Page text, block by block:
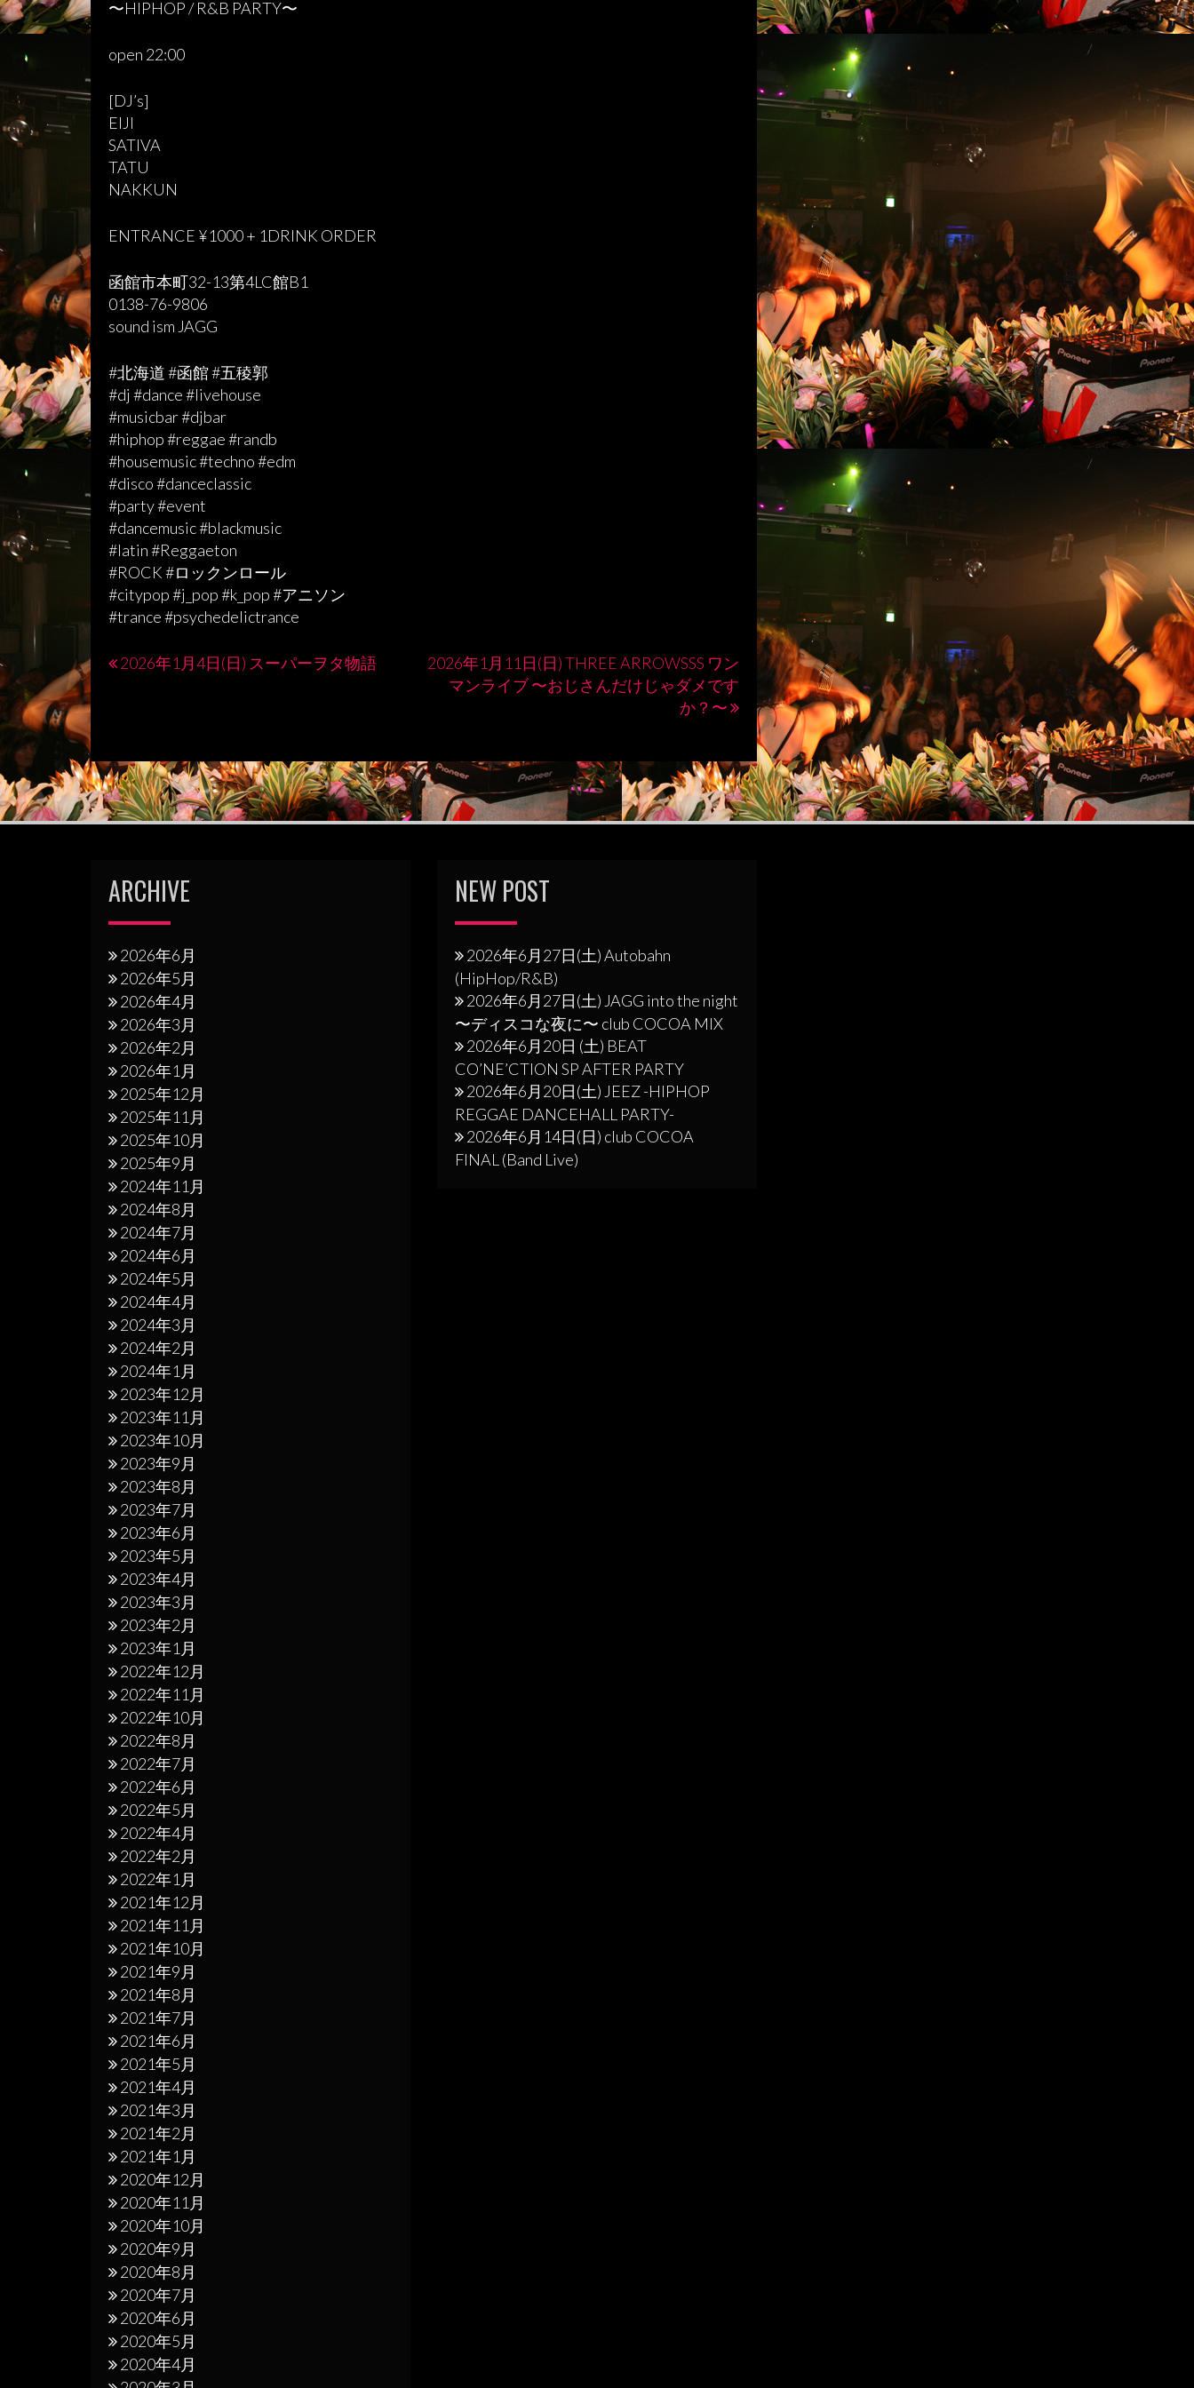
〜HIPHOP / R&B PARTY〜
open 22:00
[DJ’s]
EIJI
SATIVA
TATU
NAKKUN
ENTRANCE ¥1000 + 1DRINK ORDER
函館市本町32-13第4LC館B1
0138-76-9806
sound ism JAGG
#北海道 #函館 #五稜郭
#dj #dance #livehouse
#musicbar #djbar
#hiphop #reggae #randb
#housemusic #techno #edm
#disco #danceclassic
#party #event
#dancemusic #blackmusic
#latin #Reggaeton
#ROCK #ロックンロール
#citypop #j_pop #k_pop #アニソン
#trance #psychedelictrance
ビ
ゲ
ー
ョ
ン
2026年1月4日(日) スーパーヲタ物語
2026年1月11日(日) THREE ARROWSSS ワン
マンライブ 〜おじさんだけじゃダメです
か？〜
ARCHIVE
2026年6月
2026年5月
2026年4月
2026年3月
2026年2月
2026年1月
2025年12月
2025年11月
2025年10月
2025年9月
2024年11月
2024年8月
2024年7月
2024年6月
2024年5月
2024年4月
2024年3月
2024年2月
2024年1月
2023年12月
2023年11月
2023年10月
2023年9月
2023年8月
2023年7月
2023年6月
2023年5月
2023年4月
2023年3月
2023年2月
2023年1月
2022年12月
2022年11月
2022年10月
2022年8月
2022年7月
2022年6月
2022年5月
2022年4月
2022年2月
2022年1月
2021年12月
2021年11月
2021年10月
2021年9月
2021年8月
2021年7月
2021年6月
2021年5月
2021年4月
2021年3月
2021年2月
2021年1月
2020年12月
2020年11月
2020年10月
2020年9月
2020年8月
2020年7月
2020年6月
2020年5月
2020年4月
NEW POST
2026年6月27日(土) Autobahn
(HipHop/R&B)
2026年6月27日(土) JAGG into the night
〜ディスコな夜に〜 club COCOA MIX
2026年6月20日 (土) BEAT
CO’NE’CTION SP AFTER PARTY
2026年6月20日(土) JEEZ -HIPHOP
REGGAE DANCEHALL PARTY-
2026年6月14日(日) club COCOA
FINAL (Band Live)